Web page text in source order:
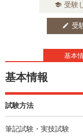
school 受験
edit 受
基本
基本情報
試験方法
筆記試験・実技試験